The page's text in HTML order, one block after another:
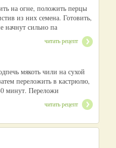
на огне, положить перцы
из них семена. Готовить,
начнут сильно па
читать рецепт
мякоть чили на сухой
переложить в кастрюлю,
минут. Переложи
читать рецепт